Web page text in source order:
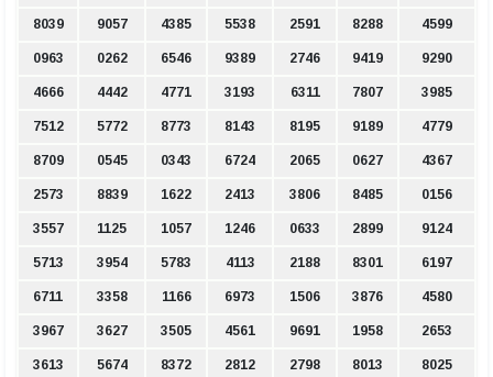
8039 9057 4385 5538 2591 8288 4599
0963 0262 6546 9389 2746 9419 9290
4666 4442 4771 3193 6311 7807 3985
7512 5772 8773 8143 8195 9189 4779
8709 0545 0343 6724 2065 0627 4367
2573 8839 1622 2413 3806 8485 0156
3557 1125 1057 1246 0633 2899 9124
5713 3954 5783 4113 2188 8301 6197
6711 3358 1166 6973 1506 3876 4580
3967 3627 3505 4561 9691 1958 2653
3613 5674 8372 2812 2798 8013 8025